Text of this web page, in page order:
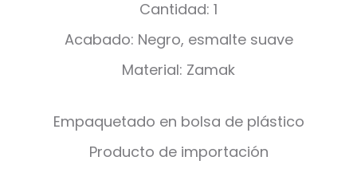
Cantidad: 1
Acabado: Negro, esmalte suave
Material: Zamak
Empaquetado en bolsa de plástico
Producto de importación